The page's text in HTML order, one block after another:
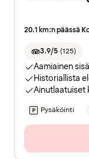
20.1 km:n päässä
3.9/5 (125)
Aamiainen
Historiallista
Ainutlaatuiset
Pysäköinti